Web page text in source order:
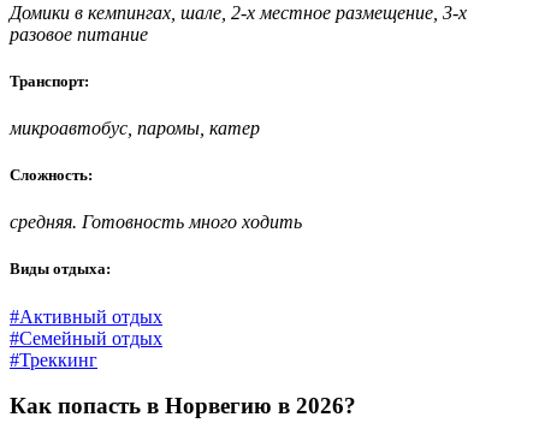
Домики в кемпингах, шале, 2-х местное размещение, 3-х
разовое питание
Транспорт:
микроавтобус, паромы, катер
Сложность:
средняя. Готовность много ходить
Виды отдыха:
#Активный отдых
#Семейный отдых
#Треккинг
Как попасть в Норвегию в 2026?